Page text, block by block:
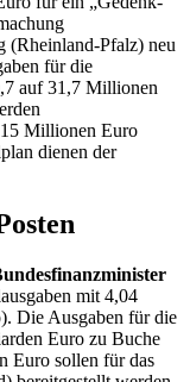
Die Ausgaben für die
Euro zu Buche
Euro sollen für das
werden,
des Bundes
für
(2021: 777,67
Die
einen Zuwachs der
sind im Etatentwurf
Millionen Euro).
gegenüber
) zugrunde.